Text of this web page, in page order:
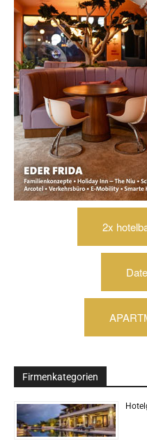
2x
Firmenkategorien